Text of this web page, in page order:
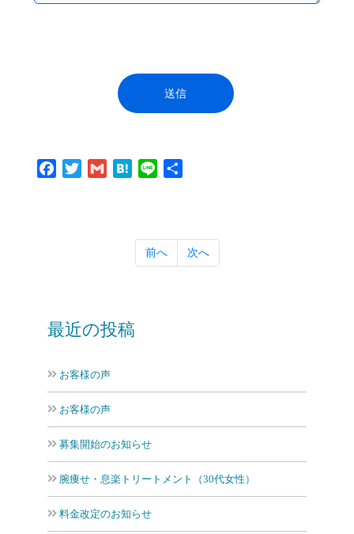
Facebook
TwitterGmail Hatena
Line
前へ 次へ
最近の投稿
お客様の声
お客様の声
募集開始のお知らせ
腕痩せ・息楽トリートメント（30代女性）
料金改定のお知らせ